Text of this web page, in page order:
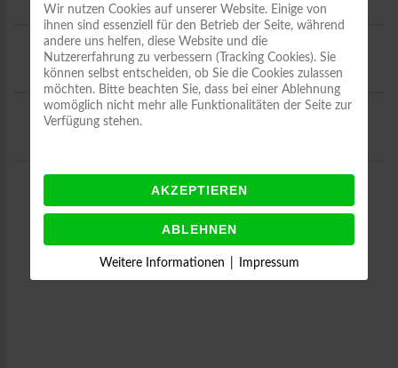
Ehrenmitglied
Leo Brusch
Ehrenmitglied
Rolf Hünerbein
Ehrenmitglied
Horst Winkhaus
Wir nutzen Cookies auf unserer Website. Einige von
ihnen sind essenziell für den Betrieb der Seite, während
andere uns helfen, diese Website und die
Nutzererfahrung zu verbessern (Tracking Cookies). Sie
können selbst entscheiden, ob Sie die Cookies zulassen
möchten. Bitte beachten Sie, dass bei einer Ablehnung
womöglich nicht mehr alle Funktionalitäten der Seite zur
Verfügung stehen.
AKZEPTIEREN
ABLEHNEN
Weitere Informationen Impressum